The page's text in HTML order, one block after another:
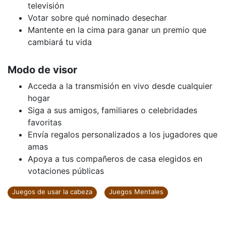
televisión
Votar sobre qué nominado desechar
Mantente en la cima para ganar un premio que
cambiará tu vida
Modo de visor
Acceda a la transmisión en vivo desde cualquier
hogar
Siga a sus amigos, familiares o celebridades
favoritas
Envía regalos personalizados a los jugadores que
amas
Apoya a tus compañeros de casa elegidos en
votaciones públicas
Juegos de usar la cabeza Juegos Mentales